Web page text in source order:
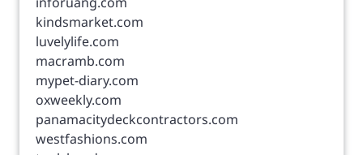
kindsmarket.com
luvelylife.com
macramb.com
mypet-diary.com
oxweekly.com
panamacitydeckcontractors.com
westfashions.com